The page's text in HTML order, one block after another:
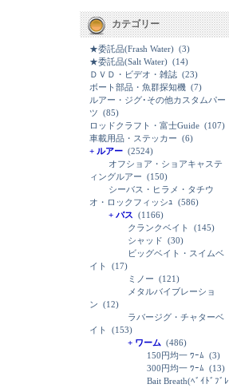
カテゴリー
★委託品(Frash Water) (3)
★委託品(Salt Water) (14)
ＤＶＤ・ビデオ・雑誌 (23)
ボート部品・魚群探知機 (7)
ルアー・ジグ･その他カスタムパー
ツ (85)
ロッドクラフト・富士Guide (107)
車載用品・ステッカー (6)
+ ルアー (2524)
オフショア・ショアキャステ
ィングルアー (150)
シーバス・ヒラメ・タチウ
オ・ロックフィッシｭ (586)
+ バス (1166)
クランクベイト
(145)
シャッド (30)
ビッグベイト・スイムベ
イト
(17)
ミノー (121)
メタルバイブレーショ
ン (12)
ラバージグ・チャターベ
イト
(153)
+ ワーム (486)
150円均一 ﾜｰﾑ (3)
300円均一 ﾜｰﾑ (13)
Bait Breath(ﾍﾞｲﾄﾞﾌﾞﾚ